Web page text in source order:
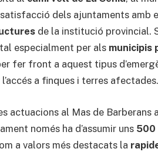
dels ajuntaments amb
de la institució provincial.
especialment per als municipis
fer front a aquest tipus
a finques i terres afectades.
actuacions al Mas de Barberans
només ha d’assumir uns 500
a valors més destacats la